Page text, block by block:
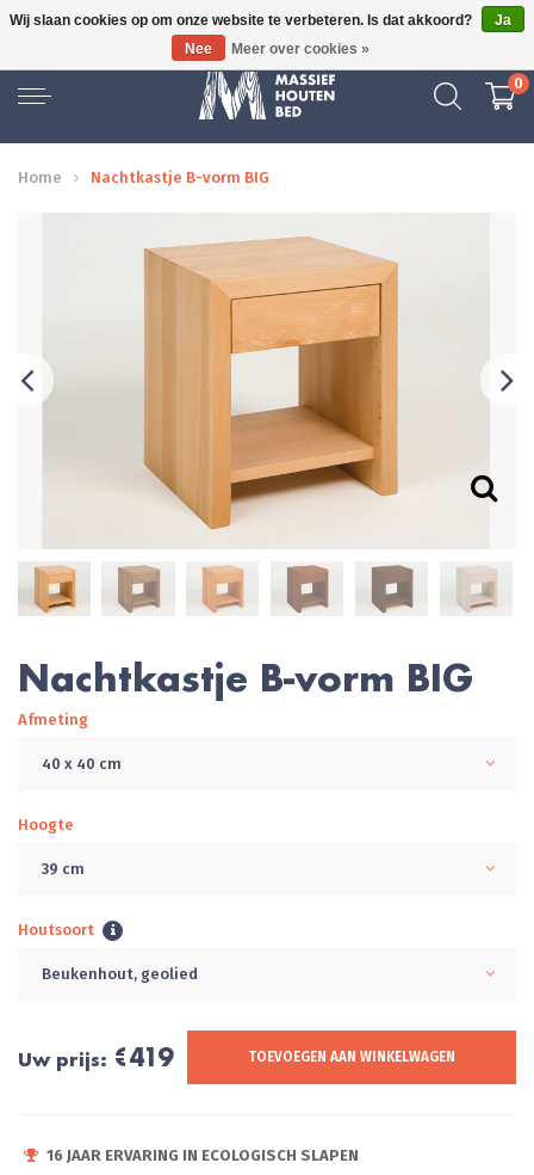
GRATIS BEZORGD
0
Home Nachtkastje B-vorm BIG
Nachtkastje B-vorm BIG
Afmeting
40 x 40 cm
Hoogte
39 cm
Houtsoort
Beukenhout, geolied
Uw prijs: €419 TOEVOEGEN AAN WINKELWAGEN
16 JAAR ERVARING IN ECOLOGISCH SLAPEN
Wij slaan cookies op om onze website te verbeteren. Is dat akkoord?
Ja
Nee
Meer over cookies »